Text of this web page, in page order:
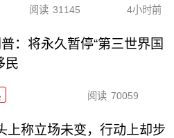
阅读 31145 4小时前
：将永久暂停“第三世界国
民
阅读 70059
上称立场未变，行动上却步